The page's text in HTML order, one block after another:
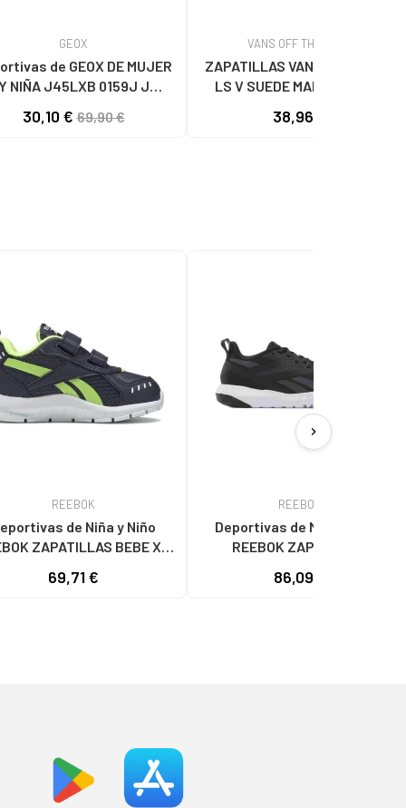
GEOX
de GEOX DE MUJER
NIÑA J45LXB 0159J J
WHITE
30,10 €69,90 €
VANS OFF THE WALL
ZAPATILLAS VANS BROOKLYN
LS V SUEDE MARRÓN PARA
38,96 €
REEBOK
de Niña y Niño
ZAPATILLAS BEBE XT
69,71 €
REEBOK
Deportivas de Mujer y Niño
REEBOK ZAPATILLAS
MUJER EN COLOR NEGRO
86,09 €
chevron_right